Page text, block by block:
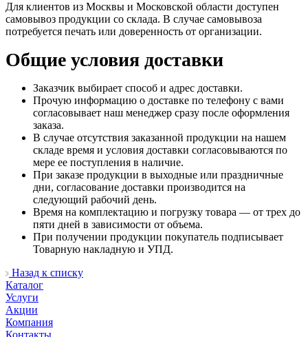
Для клиентов из Москвы и Московской области доступен
самовывоз продукции со склада. В случае самовывоза
потребуется печать или доверенность от организации.
Общие условия доставки
Заказчик выбирает способ и адрес доставки.
Прочую информацию о доставке по телефону с вами
согласовывает наш менеджер сразу после оформления
заказа.
В случае отсутствия заказанной продукции на нашем
складе время и условия доставки согласовываются по
мере ее поступления в наличие.
При заказе продукции в выходные или праздничные
дни, согласование доставки производится на
следующий рабочий день.
Время на комплектацию и погрузку товара — от трех до
пяти дней в зависимости от объема.
При получении продукции покупатель подписывает
Товарную накладную и УПД.
Назад к списку
Каталог
Услуги
Акции
Компания